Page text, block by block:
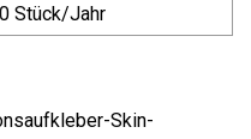
Stück/Jahr
Skin-